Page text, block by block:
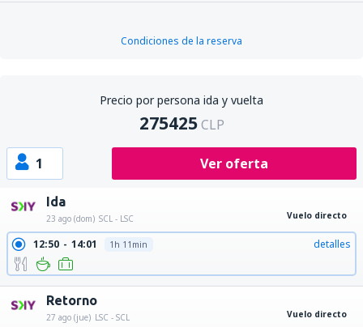
Condiciones de la reserva
Precio por persona ida y vuelta
275425 CLP
1 Ver oferta
Ida
23 ago (dom) SCL - LSC Vuelo directo
12:50 14:01 1h 11min detalles
Retorno
27 ago (jue) LSC - SCL Vuelo directo